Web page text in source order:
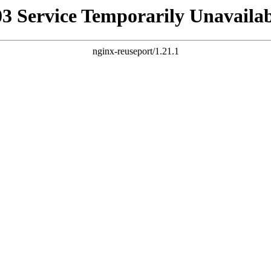
Service Temporarily
nginx-reuseport/1.21.1